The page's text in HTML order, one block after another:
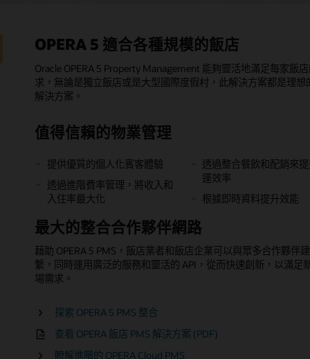
OPERA 5 適合各種規模的飯店
Oracle OPERA 5 Property Management 能夠靈活地滿足每家飯
求，無論是獨立飯店或是大型國際度假村，此解決方案都是理想
解決方案。
值得信賴的物業管理
提供優質的個人化賓客體驗
透過進階費率管理，將收入和
入住率最大化
透過整合餐飲和配銷來
運效率
根據即時資料提升效能
最大的整合合作夥伴網路
藉助 OPERA 5 PMS，飯店業者和飯店企業可以與眾多合作夥伴
繫，同時運用廣泛的服務和靈活的 API，從而快速創新，以滿足
場需求。
探索 OPERA 5 PMS 整合
查看 OPERA 飯店 PMS 解決方案 (PDF)
瞭解進階的 OPERA Cloud PMS
增加預訂量及收入
OPERA Room Reservations 軟體提供有關客房庫存的集中資料
而簡化對所有預訂類型的管理，包括個人、組織和團體、公司、
社、多路線、多費率和候補名單。
集中且直觀
適用於多位置、多物業的集中
化系統
直觀的銷售畫面有助引導專員
自動化的多級費率和庫
支援複雜的作業，例如共
訂和忠誠度會員
閱讀 OPERA Room Reservations 相關資訊 (PDF)
瞭解進階的 OPERA Cloud Distribution
協調餐飲及活動
Oracle Hospitality OPERA 5 Sales and Catering 是功能齊全的客
動管理應用程式，可與 OPERA 5 Property Management 緊密整
鬆有效地管理飯店的活動和營運。
最大化銷售和活動業務
為員工提供支援，以提升團體銷售業績，強化活動和會議執行，
定價提高利潤，並實現有效的銷售線索管理。
提高團體銷售收入
充分提高團體銷售、會議和宴
會的銷售收入
利用強大的銷售工具提高員工
的能力，以達成目標
並在線上銷售會議場地
運用智慧定價功能提高獲
為中央銷售團隊提供支援
Central Sales 能夠滿足連鎖飯店的地區或全球銷售團隊的需求，
銷售線索發送模組為選定的飯店提供潛在業務。
輕鬆管理混合用途物業
OPERA Vacation Ownership 提供管理混合用途物業的主要功能
公寓單位和飯店客房。此外，您還可以在 OPERA 提供的全方位
能中新增度假租賃功能。
專為飯店產業設計
完全可設定且客製化的合約條
款
以規則為基礎的作業和房務管
靈活的輪租規則，公平
地分配客房
提供有關每位業主和單位
最佳化飯店業務效率
收入匯集與部分所有權功能
住客滿意度
運用 Oracle Hospitality
客人提供服務，從而降低
資料導向的決策
藉助 Oracle Hospitality OPERA Advanced
的資料清理功能、各種標準報告和 KPI，以及用於
取得營運洞察
從跨職能領域 (包括飯店營運、收入管理、銷售
的資料中取得洞察
運用標準報告和預建的 KPI，瞭解部門、飯店或
OPERA Analyzer 報告
Hospitality Analyzer 報告提供 OPERA 5 內部部署的全面檢視。
些報告，IT 員工能夠增強 OPERA 5 的維護和績效管理。
每份報告皆提供 OPERA 5 產品的相關資訊。
狀況檢查分析器
資料庫分析器
日終處理分析器
列印分析器
特殊介面 IFC8 分析器
OXI 分析器
探索 OPERA Vacation Ownership (PDF)